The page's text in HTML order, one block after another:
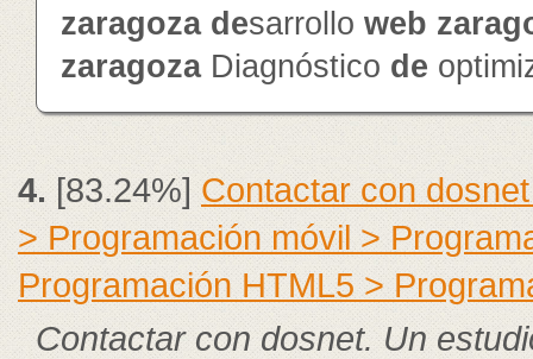
zaragoza desarrollo web
zaragozaDiagnóstico de
4.[83.24%] Contactar con
> Programación móvil >
Programación HTML5 >
Contactar con dosnet. Un